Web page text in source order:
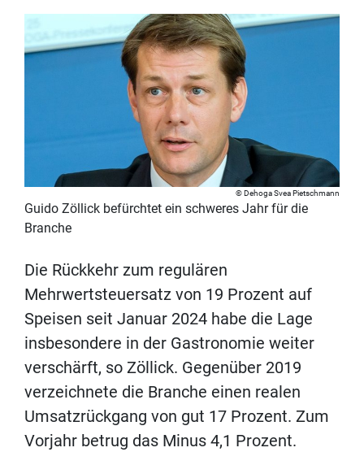
Dehoga Svea Pietschmann
Guido Zöllick befürchtet ein schweres Jahr für die
Branche
Die Rückkehr zum regulären
Mehrwertsteuersatz von 19 Prozent auf
Speisen seit Januar 2024 habe die Lage
insbesondere in der Gastronomie weiter
verschärft, so Zöllick. Gegenüber 2019
verzeichnete die Branche einen realen
Umsatzrückgang von gut 17 Prozent. Zum
Vorjahr betrug das Minus 4,1 Prozent.